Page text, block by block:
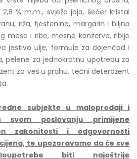
% m.m., svježa jaja, šećer kristal
riža, tjestenina, margarin i biljna
mesa i ribe, mesne konzerve, riblje
jestivo ulje, formule za dojenčad i
pelene za jednokratnu upotrebu za
za veš u prahu, tečni deterdžent
subjekte u maloprodaji i
poslovanju primijene
zakonitosti i odgovornosti
te upozoravamo da će sve
biti najoštrije